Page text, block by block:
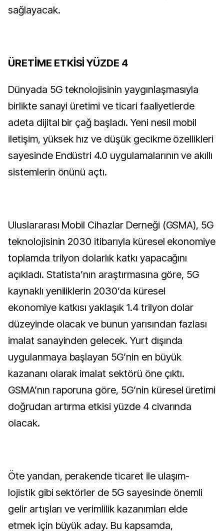
sağlayacak.
ÜRETİME ETKİSİ YÜZDE 4
Dünyada 5G teknolojisinin yaygınlaşmasıyla
birlikte sanayi üretimi ve ticari faaliyetlerde
adeta dijital bir çağ başladı. Yeni nesil mobil
iletişim, yüksek hız ve düşük gecikme özellikleri
sayesinde Endüstri 4.0 uygulamalarının ve akıllı
sistemlerin önünü açtı.
Uluslararası Mobil Cihazlar Derneği (GSMA), 5G
teknolojisinin 2030 itibarıyla küresel ekonomiye
toplamda trilyon dolarlık katkı yapacağını
açıkladı. Statista’nın araştırmasına göre, 5G
kaynaklı yeniliklerin 2030’da küresel
ekonomiye katkısı yaklaşık 1.4 trilyon dolar
düzeyinde olacak ve bunun yarısından fazlası
imalat sanayinden gelecek. Yurt dışında
uygulanmaya başlayan 5G’nin en büyük
kazananı olarak imalat sektörü öne çıktı.
GSMA’nın raporuna göre, 5G’nin küresel üretimi
doğrudan artırma etkisi yüzde 4 civarında
olacak.
Öte yandan, perakende ticaret ile ulaşım-
lojistik gibi sektörler de 5G sayesinde önemli
gelir artışları ve verimlilik kazanımları elde
etmek için büyük aday. Bu kapsamda,